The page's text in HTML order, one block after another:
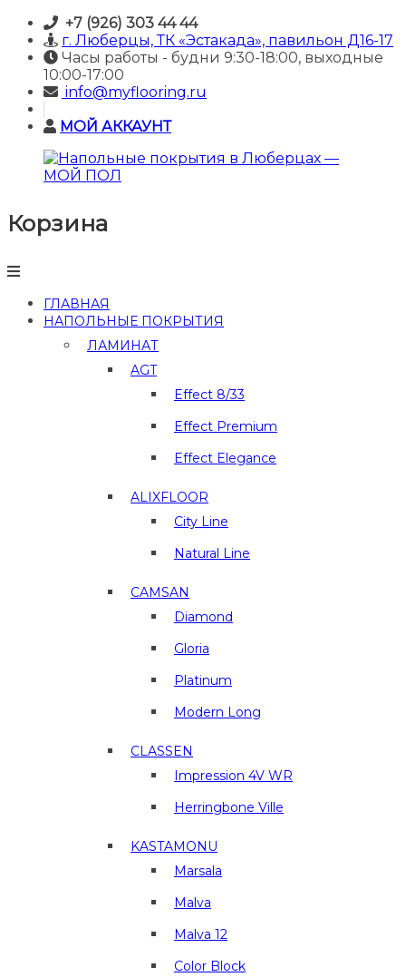
Skip
content
+7 (926) 303 44 44
г. Люберцы, ТК «Эстакада», павильон Д16-17
Часы работы - будни 9:30-18:00, выходные
10:00-17:00
info@myflooring.ru
МОЙ АККАУНТ
Напольные
покрытия
Люберцах
МОЙ
ПОЛ
Корзина
ГЛАВНАЯ
НАПОЛЬНЫЕ ПОКРЫТИЯ
ЛАМИНАТ
AGT
Effect 8/33
Effect Premium
Effect Elegance
ALIXFLOOR
City Line
Natural Line
CAMSAN
Diamond
Gloria
Platinum
Modern Long
CLASSEN
Impression 4V WR
Herringbone Ville
KASTAMONU
Marsala
Malva
Malva 12
Color Block